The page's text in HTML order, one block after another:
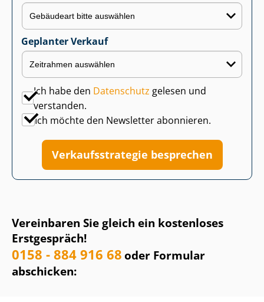
Vereinbaren Sie gleich ein kostenloses
Erstgespräch!
0158 - 884 916 68oder Formular
abschicken:
Geplanter Verkauf
Ich habe den Datenschutz gelesen und
verstanden.
Ich möchte den Newsletter abonnieren.
Ver­kaufs­stra­te­gie besprechen